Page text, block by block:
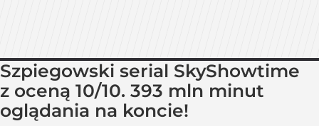
Szpiegowski serial SkyShowtime
z oceną 10/10. 393 mln minut
oglądania na koncie!